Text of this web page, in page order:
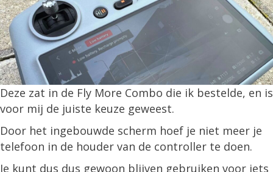
Deze zat in de Fly More Combo die ik bestelde, en is
voor mij de juiste keuze geweest.
Door het ingebouwde scherm hoef je niet meer je
telefoon in de houder van de controller te doen.
Je kunt dus dus gewoon blijven gebruiken voor iets